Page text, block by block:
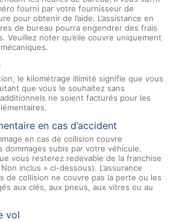
fourni par votre fournisseur de
pour obtenir de l’aide. L’assistance en
de bureau pourra engendrer des frais
Veuillez noter qu’elle couvre uniquement
le kilométrage illimité signifie que vous
que vous le souhaitez sans
ne soient facturés pour les
en cas d’accident
en cas de collision couvre
dommages subis par votre véhicule.
vous resterez redevable de la franchise
inclus » ci-dessous). L’assurance
de collision ne couvre pas la perte ou les
aux clés, aux pneus, aux vitres ou au
vol